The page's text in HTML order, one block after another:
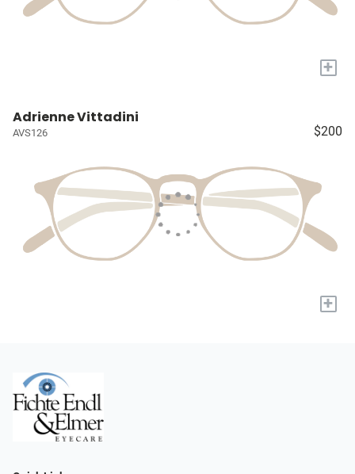
+
Adrienne Vittadini
AVS126 $200
+